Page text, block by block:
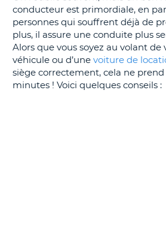
conducteur est primordiale, en
personnes qui souffrent déjà de
plus, il assure une conduite plus
Alors que vous soyez au volant de
véhicule ou d’une voiture de
siège correctement, cela ne
minutes ! Voici quelques conseils :